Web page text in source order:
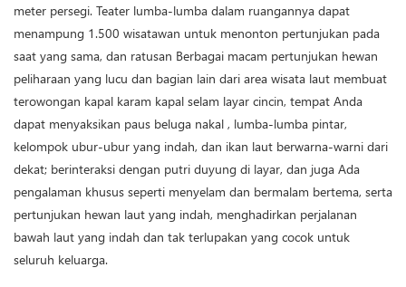
meter persegi. Teater lumba-lumba dalam ruangannya dapat
menampung 1.500 wisatawan untuk menonton pertunjukan pada
saat yang sama, dan ratusan Berbagai macam pertunjukan hewan
peliharaan yang lucu dan bagian lain dari area wisata laut membuat
terowongan kapal karam kapal selam layar cincin, tempat Anda
dapat menyaksikan paus beluga nakal , lumba-lumba pintar,
kelompok ubur-ubur yang indah, dan ikan laut berwarna-warni dari
dekat; berinteraksi dengan putri duyung di layar, dan juga Ada
pengalaman khusus seperti menyelam dan bermalam bertema, serta
pertunjukan hewan laut yang indah, menghadirkan perjalanan
bawah laut yang indah dan tak terlupakan yang cocok untuk
seluruh keluarga.